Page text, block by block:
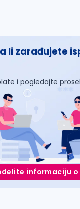
li zarađujete
i pogledajte
informaciju